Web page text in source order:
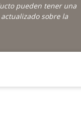
pueden tener una
sobre la